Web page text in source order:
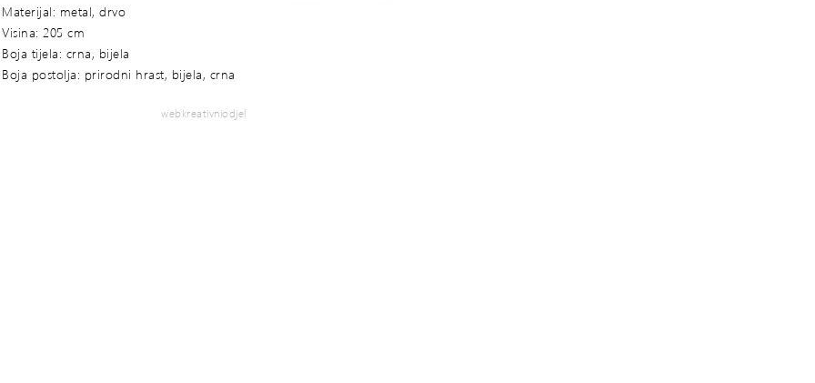
Materijal: metal, drvo
Visina: 205 cm
Boja tijela: crna, bijela
Boja postolja: prirodni hrast, bijela, crna
webkreativniodjel